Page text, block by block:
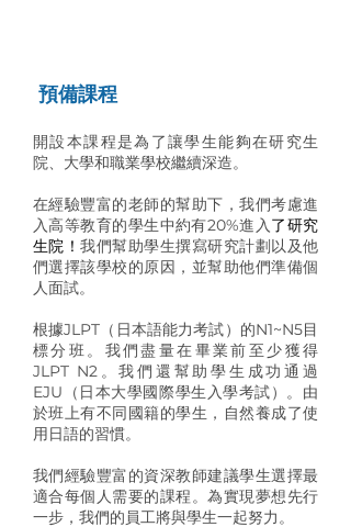
預備課程
開設本課程是為了讓學生能夠在研究生
院、大學和職業學校繼續深造。
在經驗豐富的老師的幫助下，我們考慮進
入高等教育的學生中約有20%進入了研究
生院！我們幫助學生撰寫研究計劃以及他
們選擇該學校的原因，並幫助他們準備個
人面試。
根據JLPT（日本語能力考試）的N1~N5目
標分班。我們盡量在畢業前至少獲得
JLPT N2。我們還幫助學生成功通過
EJU（日本大學國際學生入學考試）。由
於班上有不同國籍的學生，自然養成了使
用日語的習慣。
我們經驗豐富的資深教師建議學生選擇最
適合每個人需要的課程。為實現夢想先行
一步，我們的員工將與學生一起努力。